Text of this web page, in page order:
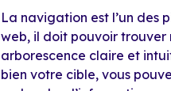
La navigation est l’un des
web, il doit pouvoir trouver
arborescence claire et
bien votre cible, vous